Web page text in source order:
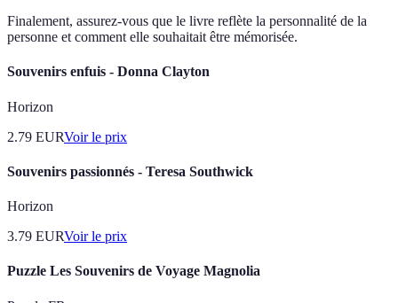
Finalement, assurez-vous que le livre reflète la personnalité de la
personne et comment elle souhaitait être mémorisée.
Souvenirs enfuis - Donna Clayton
Horizon
2.79 EURVoir le prix
Souvenirs passionnés - Teresa Southwick
Horizon
3.79 EURVoir le prix
Puzzle Les Souvenirs de Voyage Magnolia